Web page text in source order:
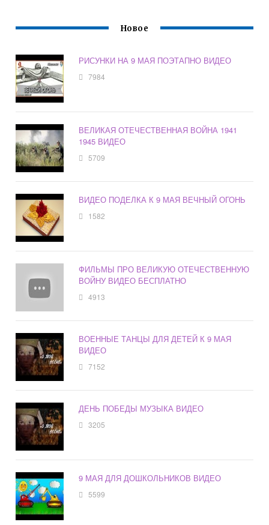
Новое
РИСУНКИ НА 9 МАЯ ПОЭТАПНО ВИДЕО
7984
ВЕЛИКАЯ ОТЕЧЕСТВЕННАЯ ВОЙНА 1941
1945 ВИДЕО
5709
ВИДЕО ПОДЕЛКА К 9 МАЯ ВЕЧНЫЙ ОГОНЬ
1582
ФИЛЬМЫ ПРО ВЕЛИКУЮ ОТЕЧЕСТВЕННУЮ
ВОЙНУ ВИДЕО БЕСПЛАТНО
4913
ВОЕННЫЕ ТАНЦЫ ДЛЯ ДЕТЕЙ К 9 МАЯ
ВИДЕО
7152
ДЕНЬ ПОБЕДЫ МУЗЫКА ВИДЕО
3205
9 МАЯ ДЛЯ ДОШКОЛЬНИКОВ ВИДЕО
5599